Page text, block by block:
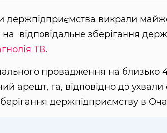
держпідприємства викрали
відповідальне зберігання
ТВ.
провадження на близько
арешт, та, відповідно до ухвали
держпідприємству в